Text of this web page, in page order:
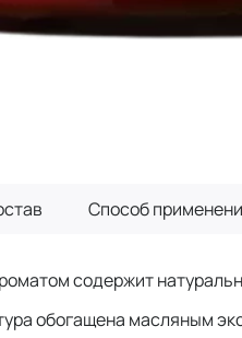
Способ
содержит
обогащена масляным